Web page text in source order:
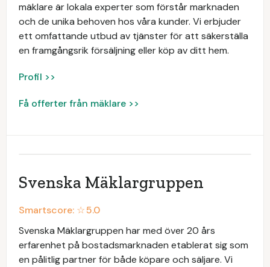
mäklare är lokala experter som förstår marknaden
och de unika behoven hos våra kunder. Vi erbjuder
ett omfattande utbud av tjänster för att säkerställa
en framgångsrik försäljning eller köp av ditt hem.
Profil >>
Få offerter från mäklare >>
Svenska Mäklargruppen
Smartscore: ☆5.0
Svenska Mäklargruppen har med över 20 års
erfarenhet på bostadsmarknaden etablerat sig som
en pålitlig partner för både köpare och säljare. Vi